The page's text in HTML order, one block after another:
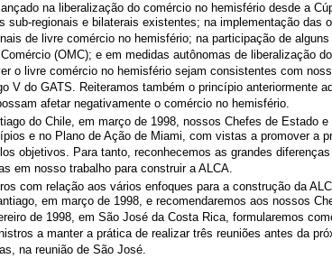
na liberalização do comércio no hemisfério desde a
sub-regionais e bilaterais existentes; na implementação
de livre comércio no hemisfério; na participação de
(OMC); e em medidas autônomas de liberalização
o livre comércio no hemisfério sejam consistentes com
V do GATS. Reiteramos também o princípio anteriormente
afetar negativamente o comércio no hemisfério.
do Chile, em março de 1998, nossos Chefes de Estado
e no Plano de Ação de Miami, com vistas a promover a
objetivos. Para tanto, reconhecemos as grandes
em nosso trabalho para construir a ALCA.
com relação aos vários enfoques para a construção da
em março de 1998, e recomendaremos aos nossos
de 1998, em São José da Costa Rica, formularemos
a manter a prática de realizar três reuniões antes da
na reunião de São José.